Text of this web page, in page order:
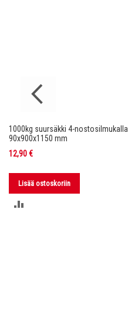
1000kg suursäkki 4-nostosilmukalla
90x900x1150 mm
12,90 €
Lisää ostoskoriin